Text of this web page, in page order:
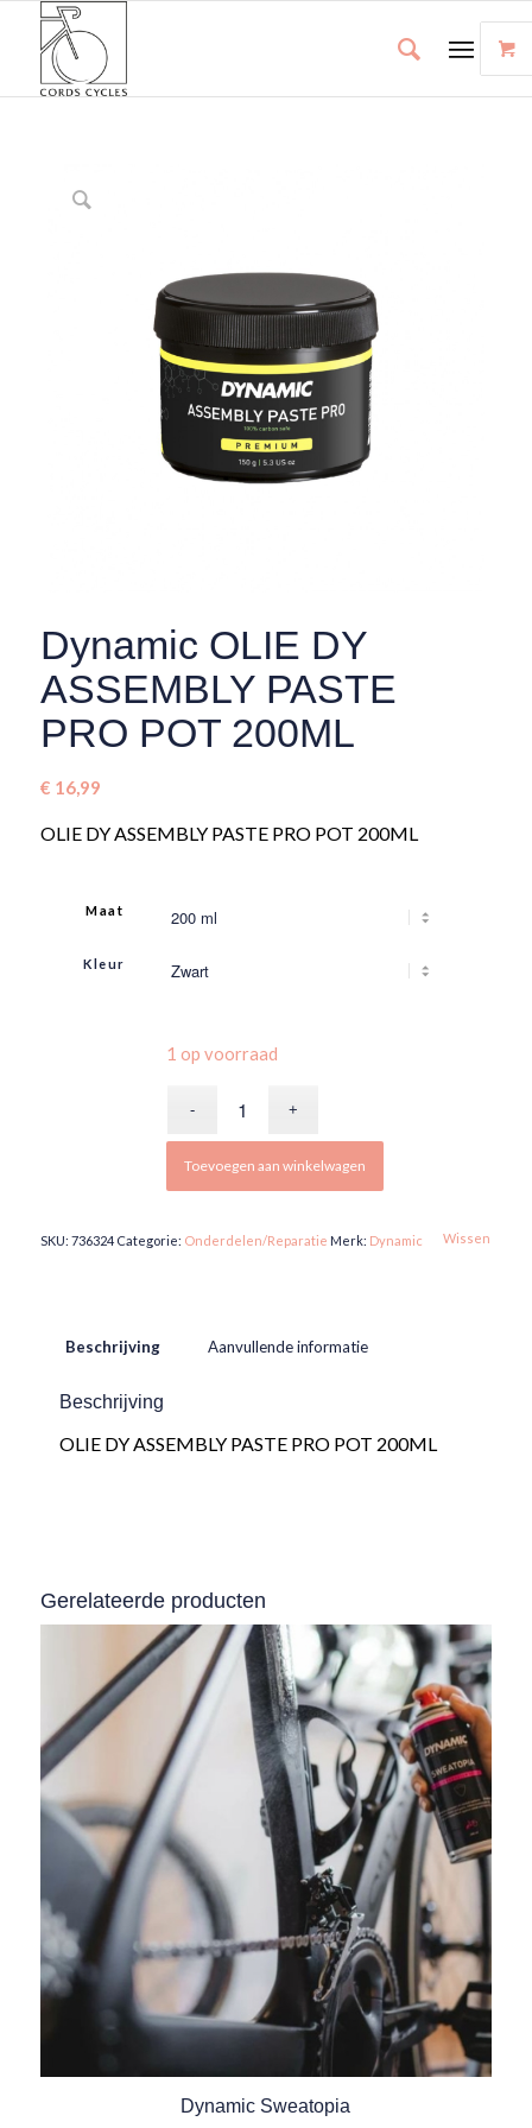
Dynamic OLIE DY
ASSEMBLY PASTE
PRO POT 200ML
€ 16,99
OLIE DY ASSEMBLY PASTE PRO POT 200ML
Maat
Kleur
Wissen
1 op voorraad
Toevoegen aan winkelwagen
SKU: 736324 Categorie: Onderdelen/Reparatie Merk: Dynamic
Beschrijving Aanvullende informatie
Beschrijving
OLIE DY ASSEMBLY PASTE PRO POT 200ML
Gerelateerde producten
Dynamic Sweatopia